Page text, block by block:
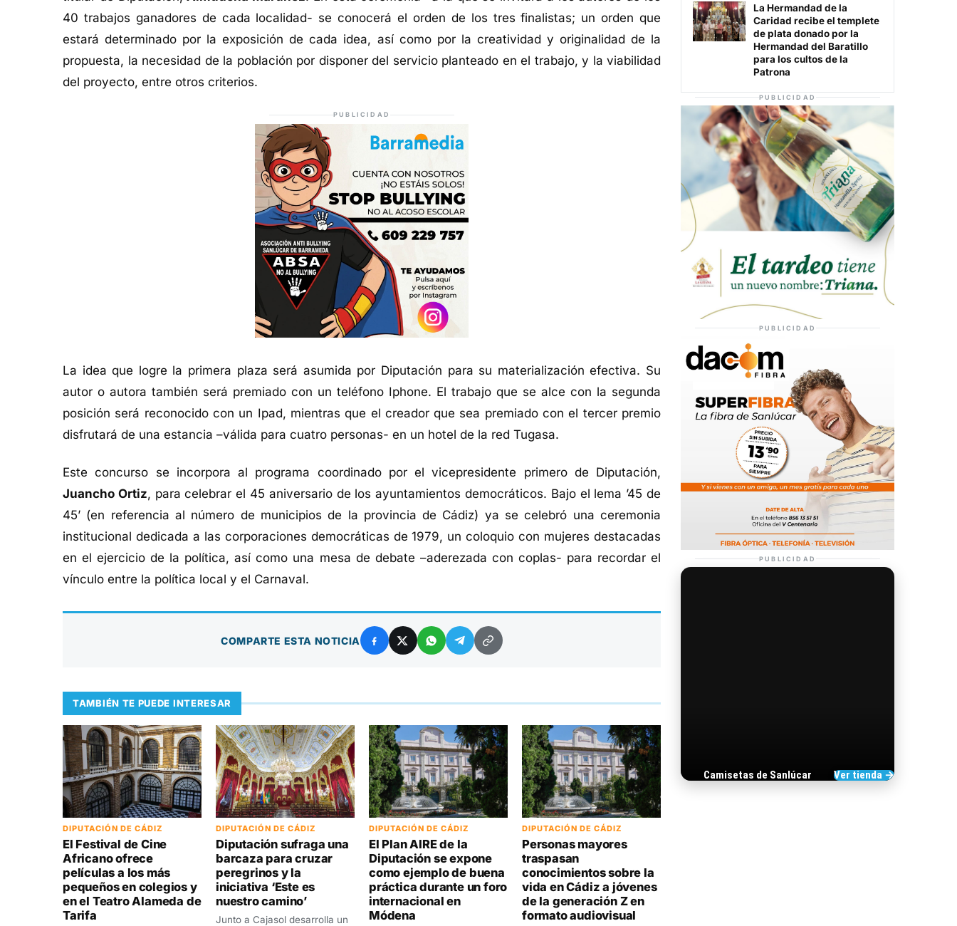
40 trabajos ganadores de cada localidad- se conocerá el orden de los tres finalistas; un orden que
estará determinado por la exposición de cada idea, así como por la creatividad y originalidad de la
propuesta, la necesidad de la población por disponer del servicio planteado en el trabajo, y la viabilidad
del proyecto, entre otros criterios.
PUBLICIDAD
La idea que logre la primera plaza será asumida por Diputación para su materialización efectiva. Su
autor o autora también será premiado con un teléfono Iphone. El trabajo que se alce con la segunda
posición será reconocido con un Ipad, mientras que el creador que sea premiado con el tercer premio
disfrutará de una estancia –válida para cuatro personas- en un hotel de la red Tugasa.
Este concurso se incorpora al programa coordinado por el vicepresidente primero de Diputación,
Juancho Ortiz, para celebrar el 45 aniversario de los ayuntamientos democráticos. Bajo el lema ’45 de
45’ (en referencia al número de municipios de la provincia de Cádiz) ya se celebró una ceremonia
institucional dedicada a las corporaciones democráticas de 1979, un coloquio con mujeres destacadas
en el ejercicio de la política, así como una mesa de debate –aderezada con coplas- para recordar el
vínculo entre la política local y el Carnaval.
COMPARTE ESTA NOTICIA
TAMBIÉN TE PUEDE INTERESAR
DIPUTACIÓN DE CÁDIZ
El Festival de Cine
Africano ofrece
películas a los más
pequeños en colegios y
en el Teatro Alameda de
Tarifa
DIPUTACIÓN DE CÁDIZ
Diputación sufraga una
barcaza para cruzar
peregrinos y la
iniciativa ‘Este es
nuestro camino’
Junto a Cajasol desarrolla un
DIPUTACIÓN DE CÁDIZ
El Plan AIRE de la
Diputación se expone
como ejemplo de buena
práctica durante un foro
internacional en
Módena
DIPUTACIÓN DE CÁDIZ
Personas mayores
traspasan
conocimientos sobre la
vida en Cádiz a jóvenes
de la generación Z en
formato audiovisual
La Hermandad de la
Caridad recibe el templete
de plata donado por la
Hermandad del Baratillo
para los cultos de la
Patrona
PUBLICIDAD
PUBLICIDAD
PUBLICIDAD
Camisetas de Sanlúcar Ver tienda →